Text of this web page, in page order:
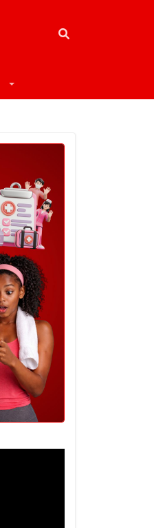
Toggle Dropdown